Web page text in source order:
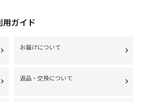
用ガイド
お届けについて
返品・交換について